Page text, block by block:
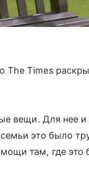
The Times
вещи. Для нее и
это было
там, где это